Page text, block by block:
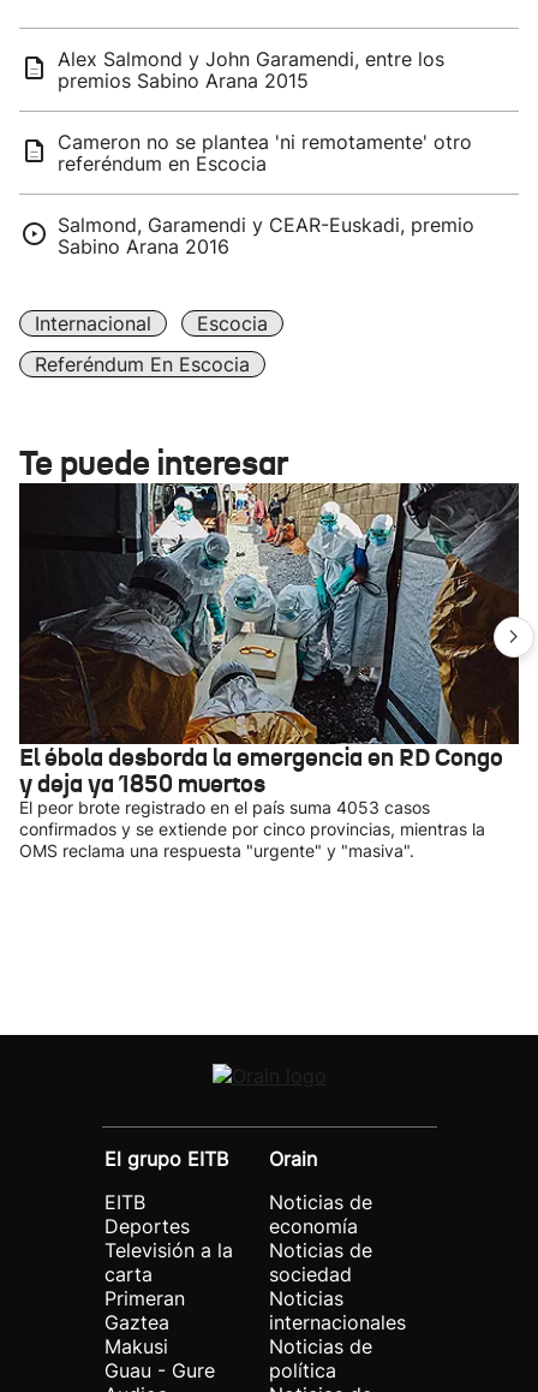
Alex Salmond y John Garamendi, entre los
premios Sabino Arana 2015
Cameron no se plantea 'ni remotamente' otro
referéndum en Escocia
Salmond, Garamendi y CEAR-Euskadi, premio
Sabino Arana 2016
Internacional
Escocia
Referéndum En Escocia
Te puede interesar
El ébola desborda la emergencia en RD Congo
y deja ya 1850 muertos
El peor brote registrado en el país suma 4053 casos
confirmados y se extiende por cinco provincias, mientras la
OMS reclama una respuesta "urgente" y "masiva".
El grupo EITB
EITB
Deportes
Televisión a la
carta
Primeran
Gaztea
Makusi
Guau - Gure
Orain
Noticias de
economía
Noticias de
sociedad
Noticias
internacionales
Noticias de
política